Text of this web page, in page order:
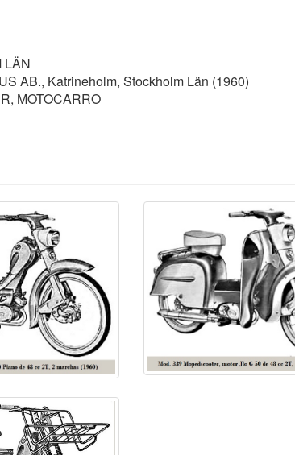
LÄN
AB., Katrineholm, Stockholm Län (1960)
MOTOCARRO